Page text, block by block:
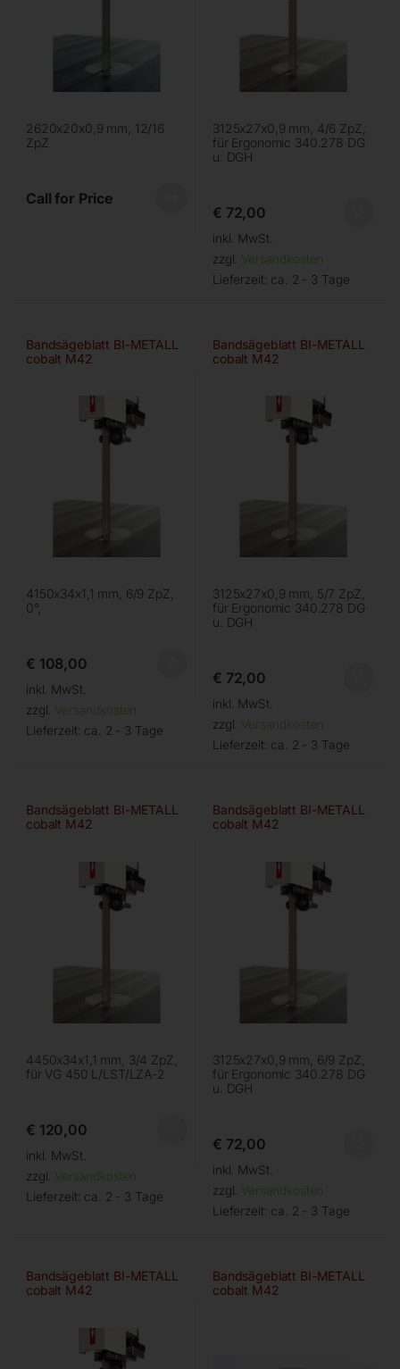
2620x20x0,9 mm, 12/16
ZpZ
Call for Price
3125x27x0,9 mm, 4/6 ZpZ,
für Ergonomic 340.278 DG
u. DGH
€ 72,00
inkl. MwSt.
zzgl. Versandkosten
Lieferzeit: ca. 2 - 3 Tage
Bandsägeblatt BI-METALL
cobalt M42
4150x34x1,1 mm, 6/9 ZpZ,
0°,
€ 108,00
inkl. MwSt.
zzgl. Versandkosten
Lieferzeit: ca. 2 - 3 Tage
Bandsägeblatt BI-METALL
cobalt M42
3125x27x0,9 mm, 5/7 ZpZ,
für Ergonomic 340.278 DG
u. DGH
€ 72,00
inkl. MwSt.
zzgl. Versandkosten
Lieferzeit: ca. 2 - 3 Tage
Bandsägeblatt BI-METALL
cobalt M42
4450x34x1,1 mm, 3/4 ZpZ,
für VG 450 L/LST/LZA-2
€ 120,00
inkl. MwSt.
zzgl. Versandkosten
Lieferzeit: ca. 2 - 3 Tage
Bandsägeblatt BI-METALL
cobalt M42
3125x27x0,9 mm, 6/9 ZpZ,
für Ergonomic 340.278 DG
u. DGH
€ 72,00
inkl. MwSt.
zzgl. Versandkosten
Lieferzeit: ca. 2 - 3 Tage
Bandsägeblatt BI-METALL
cobalt M42
Bandsägeblatt BI-METALL
cobalt M42